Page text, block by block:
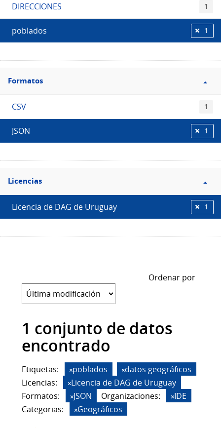
DIRECCIONES 1
poblados 1
Filtro
Formatos
Formatos
CSV 1
JSON 1
Filtro
Licencias
Licencias
Licencia de DAG de Uruguay 1
Ordenar por
1 conjunto de datos
encontrado
Etiquetas: poblados
datos geográficos
Licencias:
Licencia de DAG de Uruguay
Formatos:
JSON Organizaciones:
IDE
Categorias:
Geográficos